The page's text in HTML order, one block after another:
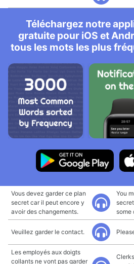
Téléchargez notre
gratuite pour iOS et
tous les mots les plus
Vous devez garder ce plan
secret car il peut encore y
avoir des changements.
You
some
Veuillez garder le contact.
Les employés aux doigts
collants ne vont pas garder